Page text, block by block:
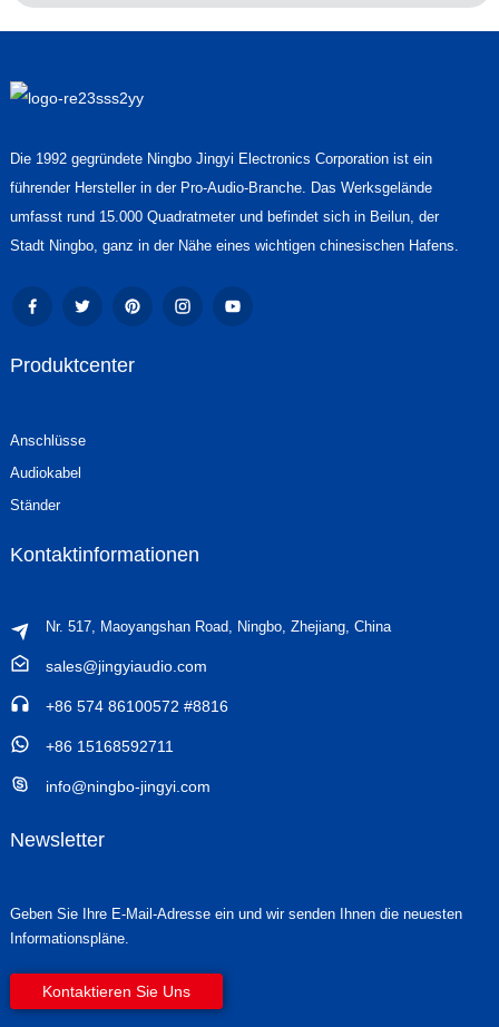
Die 1992 gegründete Ningbo Jingyi Electronics Corporation ist ein
führender Hersteller in der Pro-Audio-Branche. Das Werksgelände
umfasst rund 15.000 Quadratmeter und befindet sich in Beilun, der
Stadt Ningbo, ganz in der Nähe eines wichtigen chinesischen Hafens.
Produktcenter
Anschlüsse
Audiokabel
Ständer
Kontaktinformationen
Nr. 517, Maoyangshan Road, Ningbo, Zhejiang, China
sales@jingyiaudio.com
+86 574 86100572 #8816
+86 15168592711
info@ningbo-jingyi.com
Newsletter
Geben Sie Ihre E-Mail-Adresse ein und wir senden Ihnen die neuesten
Informationspläne.
Kontaktieren Sie Uns